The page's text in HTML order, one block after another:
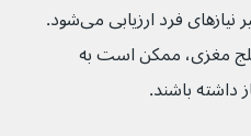
این برنامه به طور مداوم با تغییر نیازهای فرد ارزیابی می‌شود.
فلج مغزی، ممکن است به
داشته باشند.